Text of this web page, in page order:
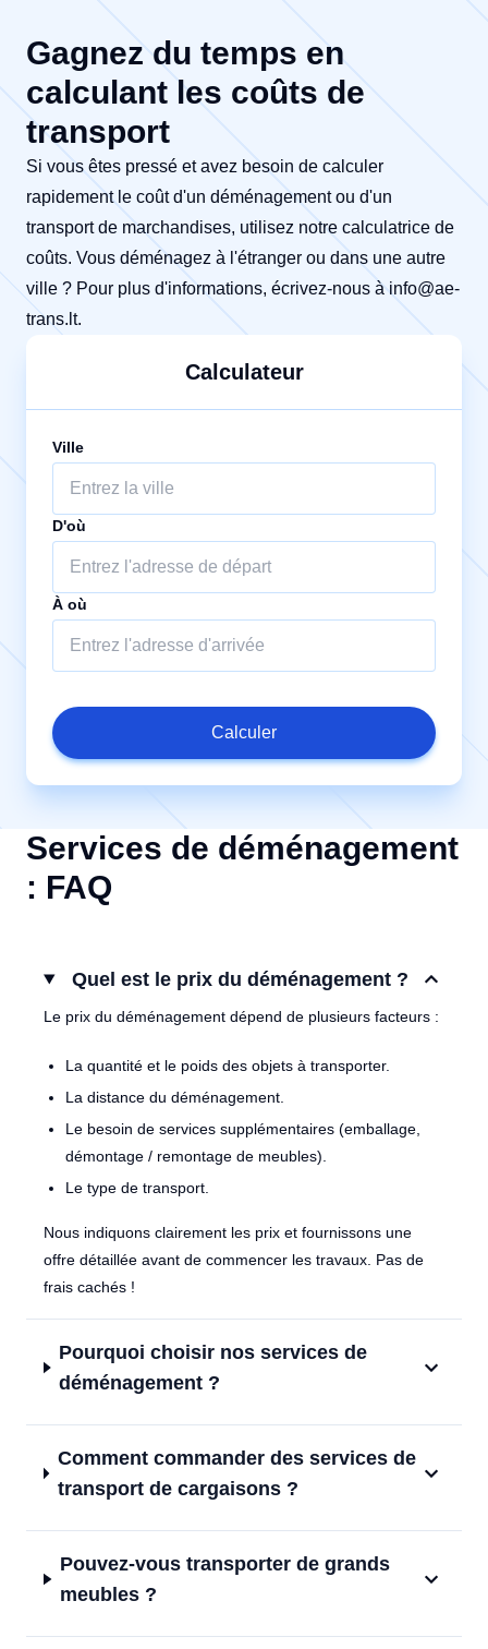
Gagnez du temps en
calculant les coûts de
transport
Si vous êtes pressé et avez besoin de calculer
rapidement le coût d'un déménagement ou d'un
transport de marchandises, utilisez notre calculatrice de
coûts. Vous déménagez à l'étranger ou dans une autre
ville ? Pour plus d'informations, écrivez-nous à info@ae-
trans.lt.
Calculateur
Ville
D'où
À où
Calculer
Services de déménagement
: FAQ
Quel est le prix du déménagement ?
Le prix du déménagement dépend de plusieurs facteurs :
La quantité et le poids des objets à transporter.
La distance du déménagement.
Le besoin de services supplémentaires (emballage,
démontage / remontage de meubles).
Le type de transport.
Nous indiquons clairement les prix et fournissons une
offre détaillée avant de commencer les travaux. Pas de
frais cachés !
Pourquoi choisir nos services de
déménagement ?
Comment commander des services de
transport de cargaisons ?
Pouvez-vous transporter de grands
meubles ?